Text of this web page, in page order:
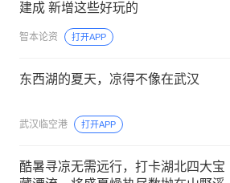
建成 新增这些好玩的
智本论资 打开APP
东西湖的夏天，凉得不像在武汉
武汉临空港 打开APP
酷暑寻凉无需远行，打卡湖北四大宝